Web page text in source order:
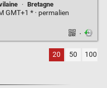
· Bretagne
GMT+1 * · permalien
·
20 50 100